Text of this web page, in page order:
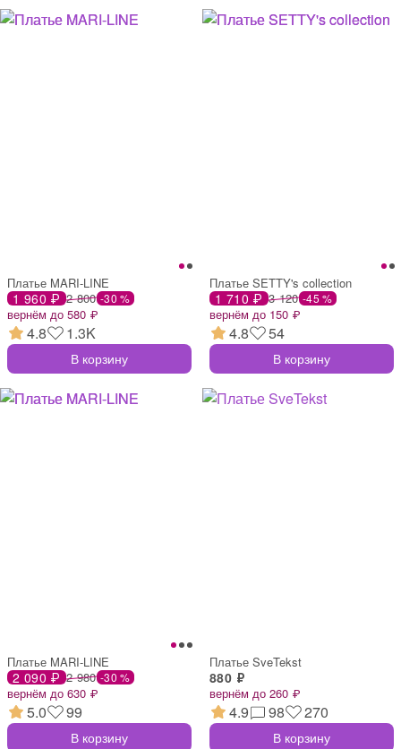
Платье MARI-LINE
1 960 ₽ 2 800 -30 %
вернём до 580 ₽
4.8 1.3K
В корзину
Платье SETTY's collection
1 710 ₽ 3 120 -45 %
вернём до 150 ₽
4.8 54
В корзину
Платье MARI-LINE
2 090 ₽ 2 980 -30 %
вернём до 630 ₽
5.0 99
В корзину
Платье SveTekst
880 ₽
вернём до 260 ₽
4.9 98 270
В корзину